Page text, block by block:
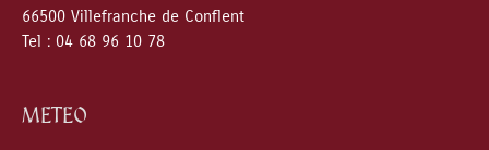
66500 Villefranche de Conflent
Tel : 04 68 96 10 78
METEO